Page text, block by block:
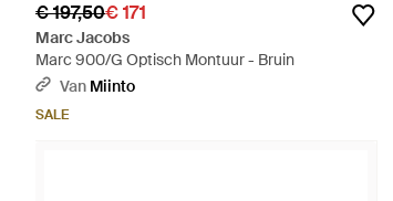
€ 197,50€ 171
Marc Jacobs
Marc 900/G Optisch Montuur - Bruin
Van Miinto
SALE